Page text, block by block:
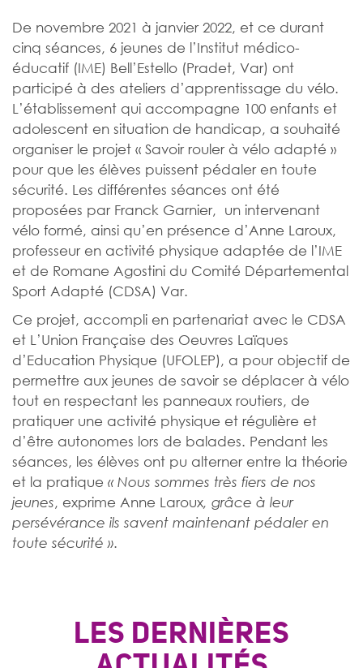
De novembre 2021 à janvier 2022, et ce durant
cinq séances, 6 jeunes de l’Institut médico-
éducatif (IME) Bell’Estello (Pradet, Var) ont
participé à des ateliers d’apprentissage du vélo.
L’établissement qui accompagne 100 enfants et
adolescent en situation de handicap, a souhaité
organiser le projet « Savoir rouler à vélo adapté »
pour que les élèves puissent pédaler en toute
sécurité. Les différentes séances ont été
proposées par Franck Garnier, un intervenant
vélo formé, ainsi qu’en présence d’Anne Laroux,
professeur en activité physique adaptée de l’IME
et de Romane Agostini du Comité Départemental
Sport Adapté (CDSA) Var.
Ce projet, accompli en partenariat avec le CDSA
et L’Union Française des Oeuvres Laïques
d’Education Physique (UFOLEP), a pour objectif de
permettre aux jeunes de savoir se déplacer à vélo
tout en respectant les panneaux routiers, de
pratiquer une activité physique et régulière et
d’être autonomes lors de balades. Pendant les
séances, les élèves ont pu alterner entre la théorie
et la pratique « Nous sommes très fiers de nos
jeunes, exprime Anne Laroux, grâce à leur
persévérance ils savent maintenant pédaler en
toute sécurité ».
LES DERNIÈRES